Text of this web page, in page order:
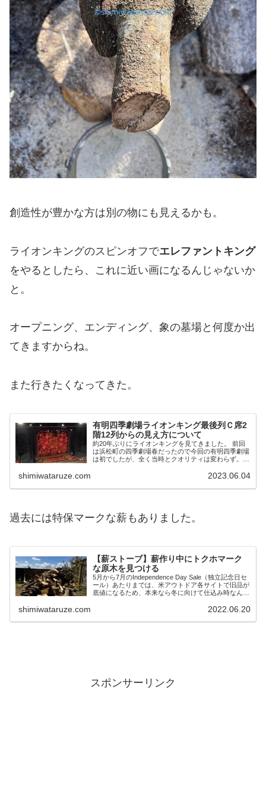
創造性が豊かな方は別の物にも見えるかも。
ライオンキングのスピンオフでエレファントキング
をやるとしたら、これに近い画になるんじゃないか
と。
オープニング、エンディング、象の墓場と何度か出
てきますからね。
また行きたくなってきた。
有明四季劇場ライオンキング最後列Ｃ席2
階12列からの見え方について
約20年ぶりにライオンキングを見てきました。 前回
は浜松町の四季劇場春だったので今回の有明四季劇場
は初でしたが、全く当時とクオリティは変わらず。
ブライフに始まり、お前の中に生きている（2度目...
shimiwataruze.com 2023.06.04
過去には特保マークな薪もありました。
【薪ストーブ】薪作り中にトクホマーク
な原木を見つける
5月から7月のIndependence Day Sale（独立記念日セ
ール）あたりまでは、米アウトドア各サイトで旧品が
底値になるため、本来なら冬に向けて仕込み時なんだ
shimiwataruze.com 2022.06.20
スポンサーリンク